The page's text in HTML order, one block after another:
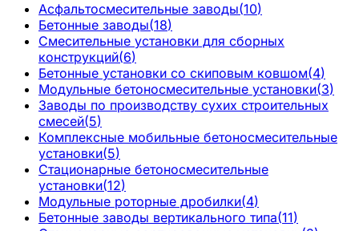
Асфальтосмесительные заводы(10)
Бетонные заводы(18)
Смесительные установки для сборных
конструкций(6)
Бетонные установки со скиповым ковшом(4)
Модульные бетоносмесительные установки(3)
Заводы по производству сухих строительных
смесей(5)
Комплексные мобильные бетоносмесительные
установки(5)
Стационарные бетоносмесительные
установки(12)
Модульные роторные дробилки(4)
Бетонные заводы вертикального типа(11)